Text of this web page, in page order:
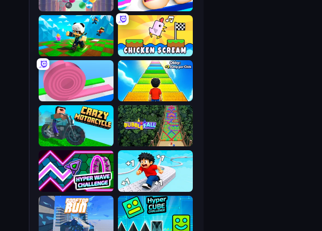
Teeth Runner
Chicken Scream
Robby: Many Games
Obby: +1 Jump per Click
Layers Roll
Bubble Fall
Crazy Motorcycle
Speed per Click: Obby
Hyper Wave Challenge